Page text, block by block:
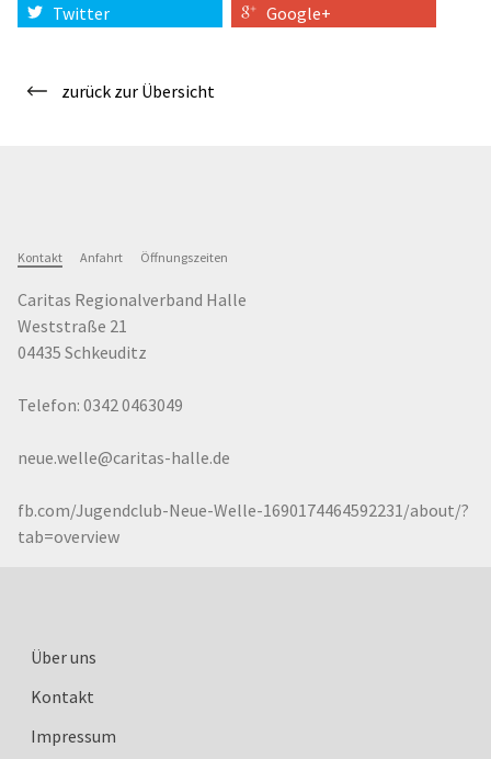
Twitter
Google+
zurück zur Übersicht
Kontakt Anfahrt Öffnungszeiten
Caritas Regionalverband Halle
Weststraße 21
04435 Schkeuditz
Telefon: 0342 0463049
neue.welle@caritas-halle.de
fb.com/Jugendclub-Neue-Welle-1690174464592231/about/?
tab=overview
Über uns
Kontakt
Impressum